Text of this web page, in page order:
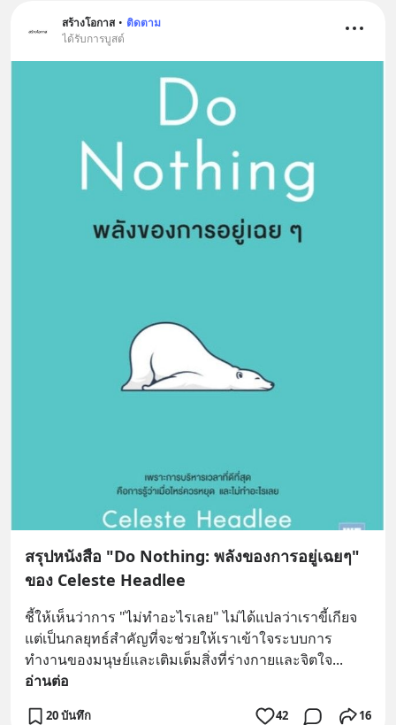
สร้างโอกาส • ติดตาม
ได้รับการบูสต์
สรุปหนังสือ "Do Nothing: พลังของการอยู่เฉยๆ"
ของ Celeste Headlee
ชี้ให้เห็นว่าการ "ไม่ทำอะไรเลย" ไม่ได้แปลว่าเราขี้เกียจ
แต่เป็นกลยุทธ์สำคัญที่จะช่วยให้เราเข้าใจระบบการ
ทำงานของมนุษย์และเติมเต็มสิ่งที่ร่างกายและจิตใจ
อ่านต่อ
20 บันทึก 42 16